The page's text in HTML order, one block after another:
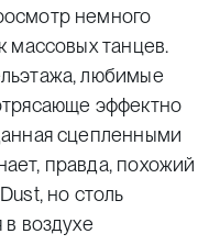
немного
массовых танцев.
любимые
эффектно
сцепленными
правда, похожий
но столь
воздухе